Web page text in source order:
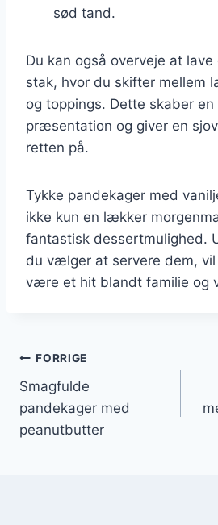
sød tand.
Du kan også overveje at
stak, hvor du skifter mellem
og toppings. Dette skaber en
præsentation og giver en
retten på.
Tykke pandekager med
ikke kun en lækker
fantastisk dessertmulighed.
du vælger at servere dem,
være et hit blandt familie og
Indlægsnavigation
FORRIGE
Smagfulde
pandekager med
peanutbutter